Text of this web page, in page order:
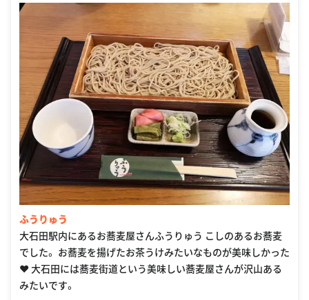
ふうりゅう
大石田駅内にあるお蕎麦屋さんふうりゅう こしのあるお蕎麦
でした。 お蕎麦を揚げたお茶うけみたいなものが美味しかった
❤️ 大石田には蕎麦街道という美味しい蕎麦屋さんが沢山ある
みたいです。